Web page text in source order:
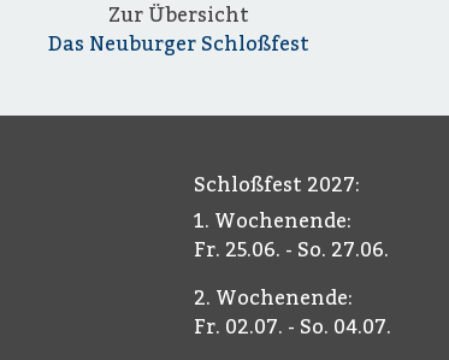
Zur Übersicht
Das Neuburger Schloßfest
Schloßfest 2027:
1. Wochenende:
Fr. 25.06. - So. 27.06.
2. Wochenende:
Fr. 02.07. - So. 04.07.